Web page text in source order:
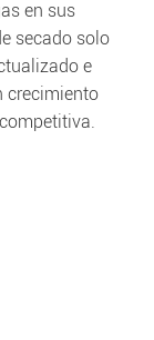
en sus
secado solo
e
crecimiento